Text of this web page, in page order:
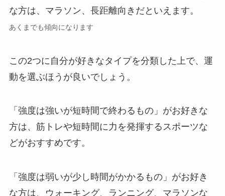
な方は、マラソン、長距離向きだといえます。
あくまでも傾向になります
この2つに自分が好きなタイプを分類した上で、運
動を選ぶほうが良いでしょう。
「強度は強いが短時間で終わるもの」がお好きな
方は、筋トレや短時間に力を発揮するスポーツな
どがおすすめです。
「強度は弱いが少し時間がかかるもの」がお好き
な方は、ウォーキング、ランニング、マラソンな